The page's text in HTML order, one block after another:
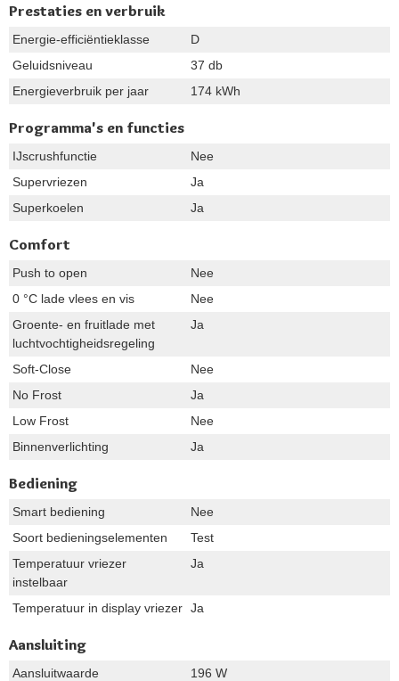
Prestaties en verbruik
Energie-efficiëntieklasse
D
Geluidsniveau
37 db
Energieverbruik per jaar
174 kWh
Programma's en functies
IJscrushfunctie
Nee
Supervriezen
Ja
Superkoelen
Ja
Comfort
Push to open
Nee
0 °C lade vlees en vis
Nee
Groente- en fruitlade met
luchtvochtigheidsregeling
Ja
Soft-Close
Nee
No Frost
Ja
Low Frost
Nee
Binnenverlichting
Ja
Bediening
Smart bediening
Nee
Soort bedieningselementen
Test
Temperatuur vriezer
instelbaar
Ja
Temperatuur in display vriezer Ja
Aansluiting
Aansluitwaarde
196 W